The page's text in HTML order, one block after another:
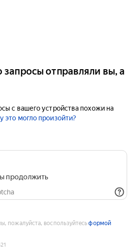
запросы отправляли вы, а
с вашего устройства похожи на
это могло произойти?
продолжить
пожалуйста, воспользуйтесьформой